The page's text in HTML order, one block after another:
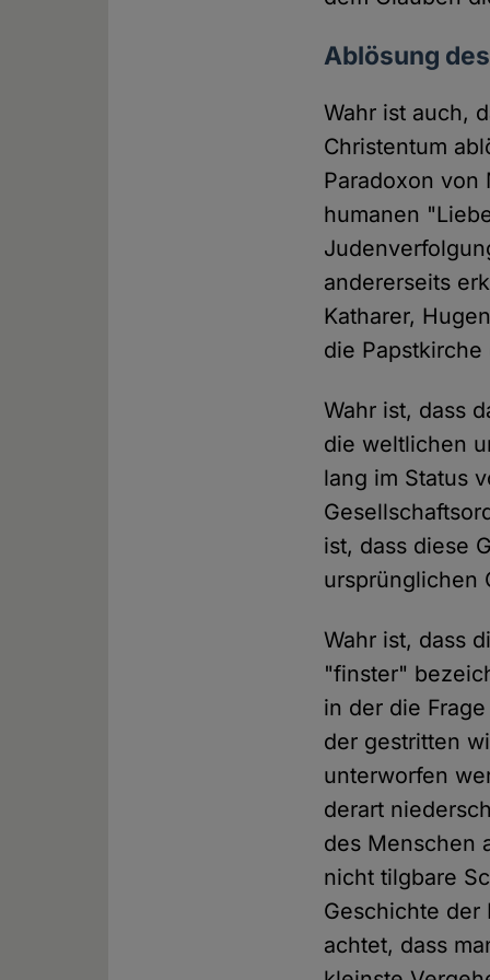
Ablösung
Wahr ist auch,
Christentum
Paradoxon von
humanen
andererseits
Katharer,
die
Wahr ist, dass
die weltlichen
lang im Status
ist, dass diese
ursprünglichen
Wahr ist, dass
"finster"
in der die
der gestritten
unterworfen
derart
des Menschen
nicht tilgbare
Geschichte
achtet, dass